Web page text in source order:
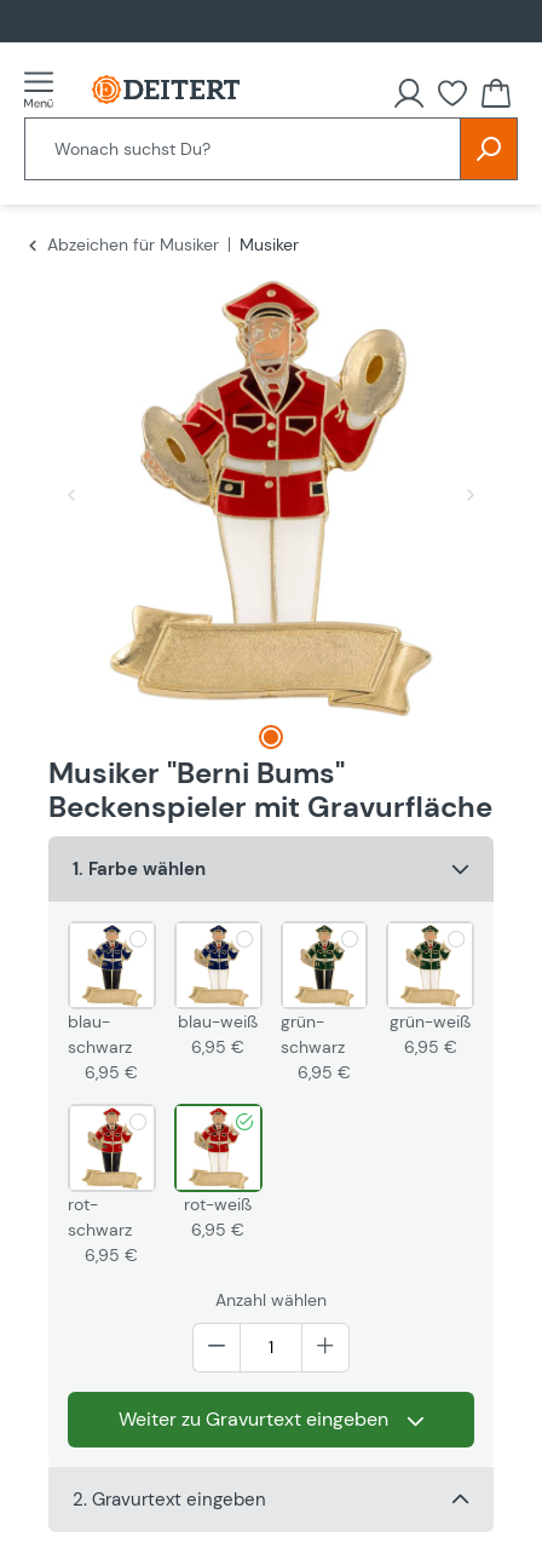
Du
Abzeichen für Musiker Musiker
Musiker "Berni Bums"
Beckenspieler mit Gravurfläche
1. Farbe wählen
blau-
schwarz
6,95 €
blau-weiß
6,95 €
grün-
schwarz
6,95 €
grün-weiß
6,95 €
rot-
schwarz
6,95 €
rot-weiß
6,95 €
Anzahl wählen
Weiter zu Gravurtext eingeben
2. Gravurtext eingeben